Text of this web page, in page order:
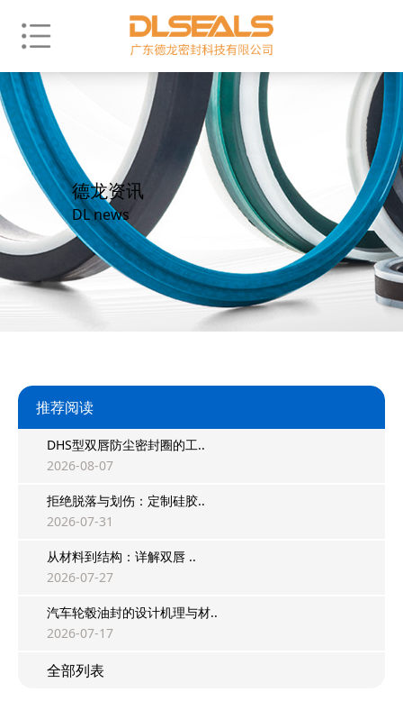
德龙资讯
DL news
推荐阅读
DHS型双唇防尘密封圈的工..
2026-08-07
拒绝脱落与划伤：定制硅胶..
2026-07-31
从材料到结构：详解双唇 ..
2026-07-27
汽车轮毂油封的设计机理与材..
2026-07-17
全部列表